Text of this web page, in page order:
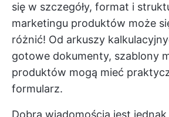
się w szczegóły, format i
marketingu produktów może
różnić! Od arkuszy
gotowe dokumenty, szablony
produktów mogą mieć
formularz.
Dobrą wiadomością jest